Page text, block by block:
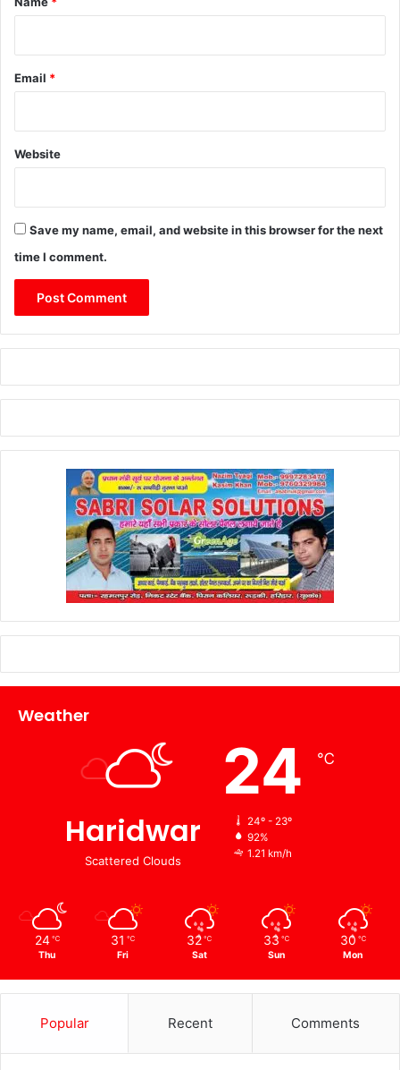
Email *
Website
Save my name, email, and website in this browser for the next
time I comment.
Weather
Haridwar
Scattered Clouds
24 ℃
24º - 23º
92%
1.21 km/h
24 ℃
Thu
31 ℃
Fri
32 ℃
Sat
33 ℃
Sun
30 ℃
Mon
Popular Recent Comments